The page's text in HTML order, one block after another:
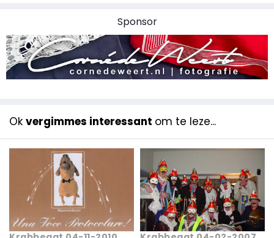
Sponsor
Ok vergimmes interessant om te leze...